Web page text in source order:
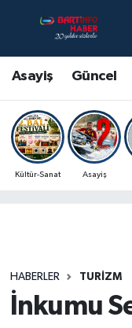
Asayiş Güncel
Kültür-Sanat Asayiş
HABERLER TURIZM
İnkumu
Asayiş
Bartın
Çevre
Eğitim
Kültür-Sanat
Bartın
Bartın Hava
Bartin Namaz
Bartın Trafik
Son Dakika